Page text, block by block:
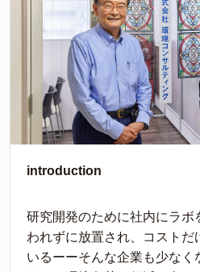
introduction
研究開発のために社内にラボ
われずに放置され、コストだ
いるーーそんな企業も少なく